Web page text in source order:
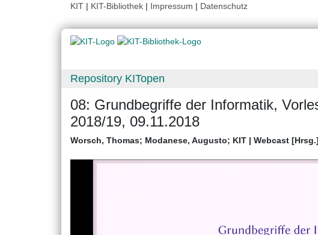
KIT | KIT-Bibliothek | Impressum | Datenschutz
Repository KITopen
08: Grundbegriffe der Informatik,
2018/19, 09.11.2018
Worsch, Thomas; Modanese, Augusto; KIT | Webcast [Hrsg.]